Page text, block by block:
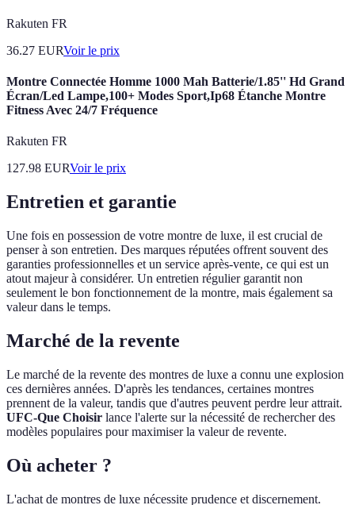
Rakuten FR
36.27 EURVoir le prix
Montre Connectée Homme 1000 Mah Batterie/1.85'' Hd Grand
Écran/Led Lampe,100+ Modes Sport,Ip68 Étanche Montre
Fitness Avec 24/7 Fréquence
Rakuten FR
127.98 EURVoir le prix
Entretien et garantie
Une fois en possession de votre montre de luxe, il est crucial de
penser à son entretien. Des marques réputées offrent souvent des
garanties professionnelles et un service après-vente, ce qui est un
atout majeur à considérer. Un entretien régulier garantit non
seulement le bon fonctionnement de la montre, mais également sa
valeur dans le temps.
Marché de la revente
Le marché de la revente des montres de luxe a connu une explosion
ces dernières années. D'après les tendances, certaines montres
prennent de la valeur, tandis que d'autres peuvent perdre leur attrait.
UFC-Que Choisir lance l'alerte sur la nécessité de rechercher des
modèles populaires pour maximiser la valeur de revente.
Où acheter ?
L'achat de montres de luxe nécessite prudence et discernement.